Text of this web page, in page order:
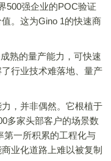
500强企业的POC验证
。这为Gino 1的快速商
熟的量产能力，可快速
行业技术难落地、量产
，并非偶然。它根植于
多家头部客户的场景数
第一所积累的工程化与
业化道路上难以被复制